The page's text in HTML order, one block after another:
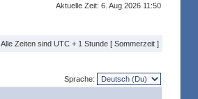
Aktuelle Zeit: 6. Aug 2026 11:50
Alle Zeiten sind UTC + 1 Stunde [ Sommerzeit ]
Sprache: